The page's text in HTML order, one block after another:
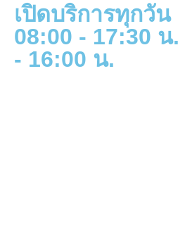
เปิดบริการทุกวั
08:00 - 17:30 น
- 16:00 น.